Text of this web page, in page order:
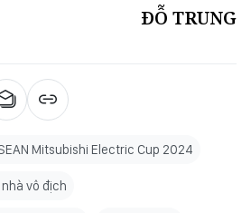
ĐỖ TRUNG
Mitsubishi Electric Cup 2024
vô địch